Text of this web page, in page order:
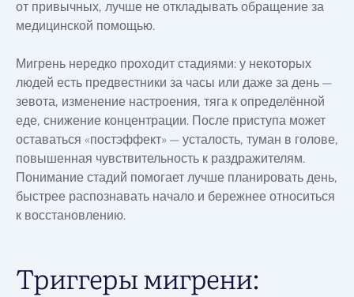
от привычных, лучше не откладывать обращение за
медицинской помощью.
Мигрень нередко проходит стадиями: у некоторых
людей есть предвестники за часы или даже за день —
зевота, изменение настроения, тяга к определённой
еде, снижение концентрации. После приступа может
оставаться «постэффект» — усталость, туман в голове,
повышенная чувствительность к раздражителям.
Понимание стадий помогает лучше планировать день,
быстрее распознавать начало и бережнее относиться
к восстановлению.
Триггеры мигрени: